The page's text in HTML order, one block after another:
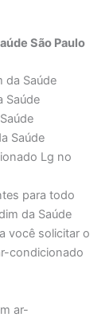
São Paulo
da Saúde
Saúde
Saúde
Lg no
para todo
da Saúde
você solicitar o
condicionado
ar-